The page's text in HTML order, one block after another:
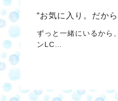
“お気に入り。だか
ずっと一緒にいるから
ンLC…